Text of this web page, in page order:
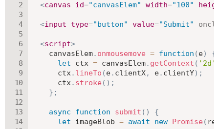
<canvas id="canvasElem" width="100"
<input type="button" value="Submit"
<script>
    canvasElem
. onmousemove = function (e)
{
let ctx = canvasElem. getContext ( '2d'
      ctx
. lineTo (e. clientX, e. clientY) ;
      ctx
. stroke ( ) ;
} ;
async function submit ( )
{
let imageBlob = await new Promise (